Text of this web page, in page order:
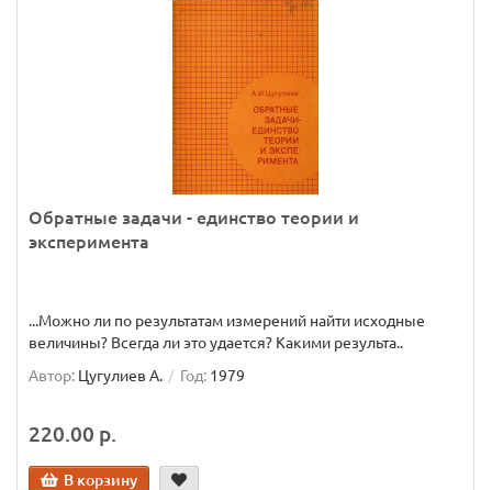
Обратные задачи - единство теории и
эксперимента
...Можно ли по результатам измерений найти исходные
величины? Всегда ли это удается? Какими результа..
Автор: Цугулиев А. Год: 1979
220.00 р.
В корзину